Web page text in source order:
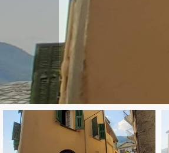
Tipologia
multiscelta
Qualsiasi
Residenziali